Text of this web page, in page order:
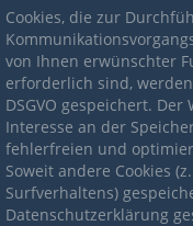
Cookies, die zur
von Ihnen erwünschter
erforderlich sind,
DSGVO gespeichert.
Interesse an der
fehlerfreien und
Soweit andere Cookies
Surfverhaltens)
Datenschutzerklärung